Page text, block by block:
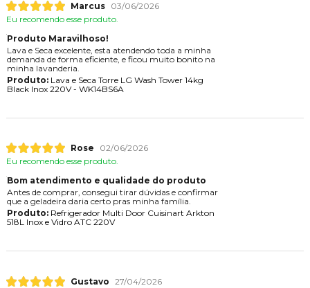
Marcus
03/06/2026
Eu recomendo esse produto.
Produto Maravilhoso!
Lava e Seca excelente, esta atendendo toda a minha
demanda de forma eficiente, e ficou muito bonito na
minha lavanderia.
Produto:Lava e Seca Torre LG Wash Tower 14kg
Black Inox 220V - WK14BS6A
Rose
02/06/2026
Eu recomendo esse produto.
Bom atendimento e qualidade do produto
Antes de comprar, consegui tirar dúvidas e confirmar
que a geladeira daria certo pras minha família.
Produto:Refrigerador Multi Door Cuisinart Arkton
518L Inox e Vidro ATC 220V
Gustavo 27/04/2026